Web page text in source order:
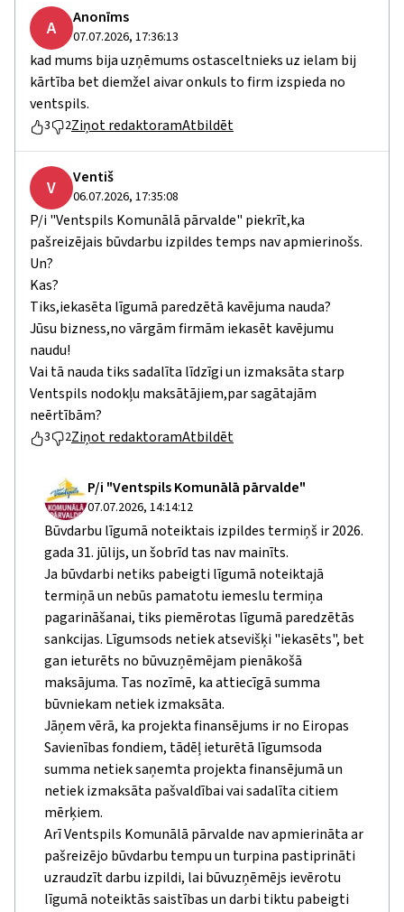
A Anonīms
07.07.2026, 17:36:13
kad mums bija uzņēmums ostasceltnieks uz ielam bij
kārtība bet diemžel aivar onkuls to firm izspieda no
ventspils.
3 2Ziņot redaktoramAtbildēt
V Ventiš
06.07.2026, 17:35:08
P/i "Ventspils Komunālā pārvalde" piekrīt,ka
pašreizējais būvdarbu izpildes temps nav apmierinošs.
Un?
Kas?
Tiks,iekasēta līgumā paredzētā kavējuma nauda?
Jūsu bizness,no vārgām firmām iekasēt kavējumu
naudu!
Vai tā nauda tiks sadalīta līdzīgi un izmaksāta starp
Ventspils nodokļu maksātājiem,par sagātajām
neērtībām?
3 2Ziņot redaktoramAtbildēt
P/i "Ventspils Komunālā pārvalde"
07.07.2026, 14:14:12
Būvdarbu līgumā noteiktais izpildes termiņš ir 2026.
gada 31. jūlijs, un šobrīd tas nav mainīts.
Ja būvdarbi netiks pabeigti līgumā noteiktajā
termiņā un nebūs pamatotu iemeslu termiņa
pagarināšanai, tiks piemērotas līgumā paredzētās
sankcijas. Līgumsods netiek atsevišķi "iekasēts", bet
gan ieturēts no būvuzņēmējam pienākošā
maksājuma. Tas nozīmē, ka attiecīgā summa
būvniekam netiek izmaksāta.
Jāņem vērā, ka projekta finansējums ir no Eiropas
Savienības fondiem, tādēļ ieturētā līgumsoda
summa netiek saņemta projekta finansējumā un
netiek izmaksāta pašvaldībai vai sadalīta citiem
mērķiem.
Arī Ventspils Komunālā pārvalde nav apmierināta ar
pašreizējo būvdarbu tempu un turpina pastiprināti
uzraudzīt darbu izpildi, lai būvuzņēmējs ievērotu
līgumā noteiktās saistības un darbi tiktu pabeigti